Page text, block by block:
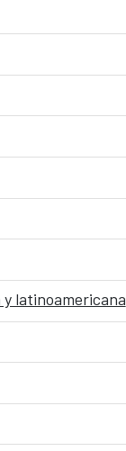
y latinoamericana